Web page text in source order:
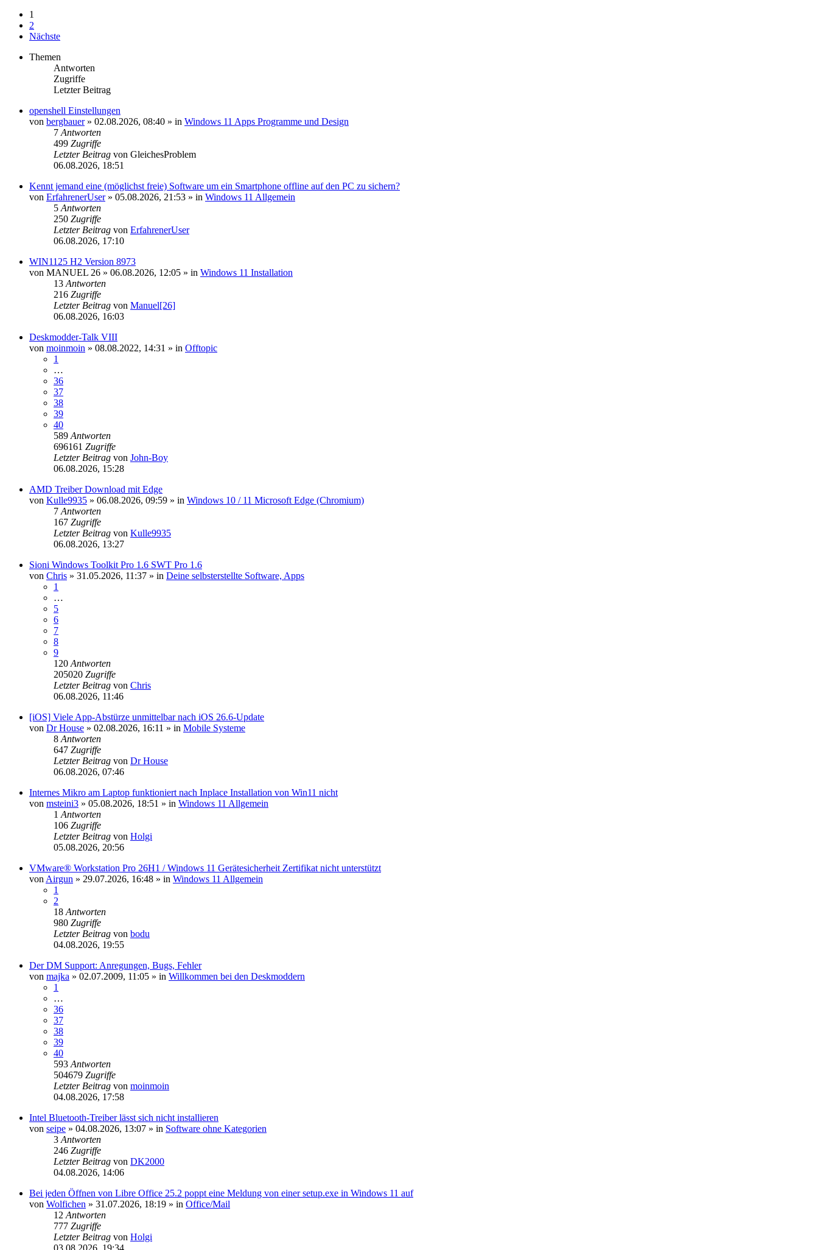
1
2
Nächste
Themen
Antworten
Zugriffe
Letzter Beitrag
openshell Einstellungen
von bergbauer» 02.08.2026, 08:40 » in Windows 11 Apps Programme und Design
7Antworten
499 Zugriffe
Letzter Beitrag von GleichesProblem
06.08.2026, 18:51
Kennt jemand eine (möglichst freie) Software um ein Smartphone offline auf den PC zu sichern?
von ErfahrenerUser» 05.08.2026, 21:53 » in Windows 11 Allgemein
5Antworten
250 Zugriffe
Letzter Beitrag von ErfahrenerUser
06.08.2026, 17:10
WIN1125 H2 Version 8973
von MANUEL 26 » 06.08.2026, 12:05 » in Windows 11 Installation
13Antworten
216 Zugriffe
Letzter Beitrag von Manuel[26]
06.08.2026, 16:03
Deskmodder-Talk VIII
von moinmoin » 08.08.2022, 14:31 » in Offtopic
1
…
36
37
38
39
40
589Antworten
696161 Zugriffe
Letzter Beitrag von John-Boy
06.08.2026, 15:28
AMD Treiber Download mit Edge
von Kulle9935 » 06.08.2026, 09:59 » in Windows 10 / 11 Microsoft Edge (Chromium)
7Antworten
167 Zugriffe
Letzter Beitrag von Kulle9935
06.08.2026, 13:27
Sioni Windows Toolkit Pro 1.6 SWT Pro 1.6
von Chris » 31.05.2026, 11:37 » in Deine selbsterstellte Software, Apps
1
…
5
6
7
8
9
120Antworten
205020 Zugriffe
Letzter Beitrag von Chris
06.08.2026, 11:46
[iOS] Viele App-Abstürze unmittelbar nach iOS 26.6-Update
von Dr House » 02.08.2026, 16:11 » in Mobile Systeme
8Antworten
647 Zugriffe
Letzter Beitrag von Dr House
06.08.2026, 07:46
Internes Mikro am Laptop funktioniert nach Inplace Installation von Win11 nicht
von msteini3 » 05.08.2026, 18:51 » in Windows 11 Allgemein
1Antworten
106 Zugriffe
Letzter Beitrag von Holgi
05.08.2026, 20:56
VMware® Workstation Pro 26H1 / Windows 11 Gerätesicherheit Zertifikat nicht unterstützt
vonAirgun » 29.07.2026, 16:48 » in Windows 11 Allgemein
1
2
18Antworten
980 Zugriffe
Letzter Beitrag von bodu
04.08.2026, 19:55
Der DM Support: Anregungen, Bugs, Fehler
von majka » 02.07.2009, 11:05 » in Willkommen bei den Deskmoddern
1
…
36
37
38
39
40
593Antworten
504679 Zugriffe
Letzter Beitrag von moinmoin
04.08.2026, 17:58
Intel Bluetooth-Treiber lässt sich nicht installieren
von seipe » 04.08.2026, 13:07 » in Software ohne Kategorien
3Antworten
246 Zugriffe
Letzter Beitrag von DK2000
04.08.2026, 14:06
Bei jeden Öffnen von Libre Office 25.2 poppt eine Meldung von einer setup.exe in Windows 11 auf
von Wolfichen » 31.07.2026, 18:19 » in Office/Mail
12Antworten
777 Zugriffe
Letzter Beitrag von Holgi